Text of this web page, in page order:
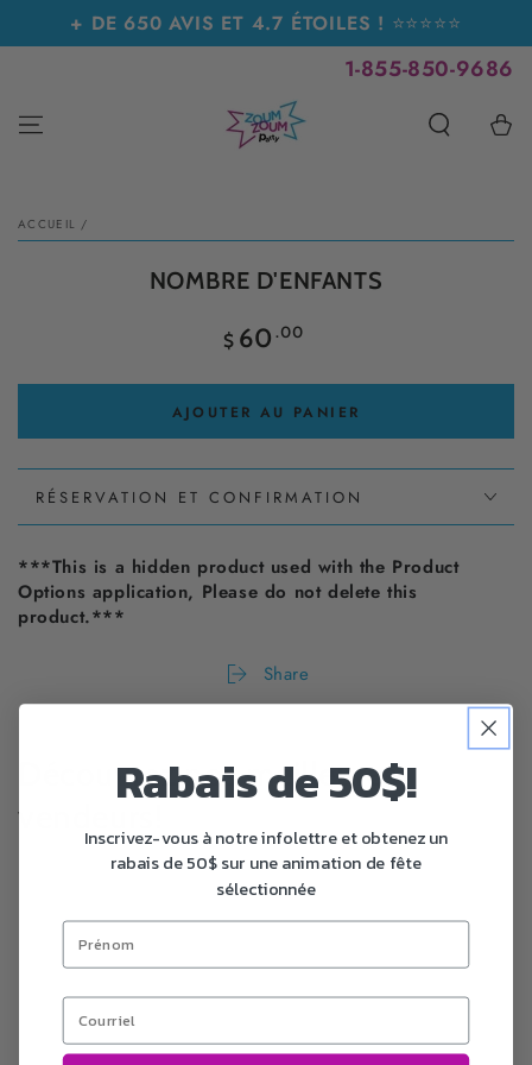
IGNORER LE
CONTENU
+ DE 650 AVIS ET 4.7 ÉTOILES ! ⭐⭐⭐⭐⭐
1-855-850-9686
Panier
LE PRODUIT
ACCUEIL /
NOMBRE D'ENFANTS
Prix
normal
$ 60 .00
AJOUTER AU PANIER
RÉSERVATION ET CONFIRMATION
***This is a hidden product used with the Product
Options application, Please do not delete this
product.***
Share
Découvrez nos meilleures
vendeurs!
Rabais de 50$!
Inscrivez-vous à notre infolettre et obtenez un
rabais de 50$ sur une animation de fête
sélectionnée